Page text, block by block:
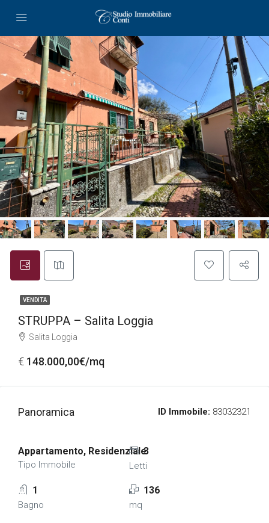
VENDITA
STRUPPA – Salita Loggia
Salita Loggia
€ 148.000,00€/mq
Panoramica ID Immobile: 83032321
Appartamento, Residenziale
Tipo Immobile
3
Letti
1
Bagno
136
mq